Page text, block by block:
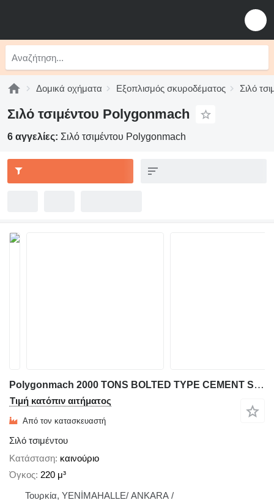
Δομικά οχήματα Εξοπλισμός σκυροδέματος Σιλό
Σιλό τσιμέντου Polygonmach
6 αγγελίες: Σιλό τσιμέντου Polygonmach
Polygonmach 2000 TONS BOLTED TYPE CEMENT SILO-STOCK
Τιμή κατόπιν αιτήματος
Από τον κατασκευαστή
Σιλό τσιμέντου
Κατάσταση καινούριο
Όγκος 220 μ³
Τουρκία, YENİMAHALLE/ ANKARA /